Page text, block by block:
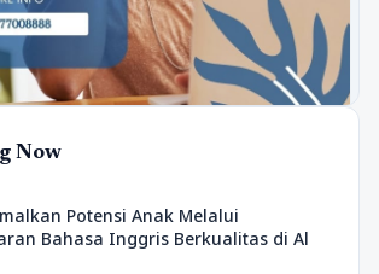
Now
Potensi Anak Melalui
Bahasa Inggris Berkualitas di Al